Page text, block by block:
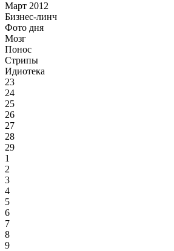
Март 2012
Бизнес-линч
Фото дня
Мозг
Понос
Стрипы
Идиотека
23
24
25
26
27
28
29
1
2
3
4
5
6
7
8
9